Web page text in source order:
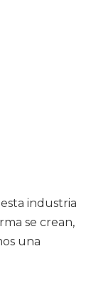
industria
se crean,
una